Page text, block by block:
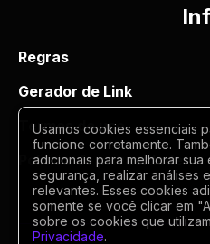
Regras
Gerador de Link
Termos de uso
Politica de privacidade
Usamos cookies essenciais
funcione corretamente.
adicionais para melhorar sua
segurança, realizar análises
relevantes. Esses cookies
somente se você clicar em
sobre os cookies que
Privacidade.